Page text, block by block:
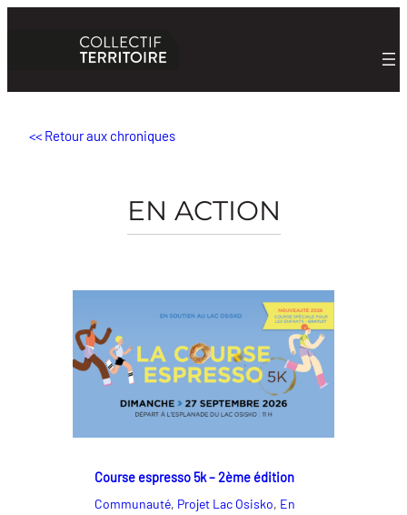
<< Retour aux chroniques
EN ACTION
Course espresso 5k – 2ème édition
Communauté, Projet Lac Osisko, En